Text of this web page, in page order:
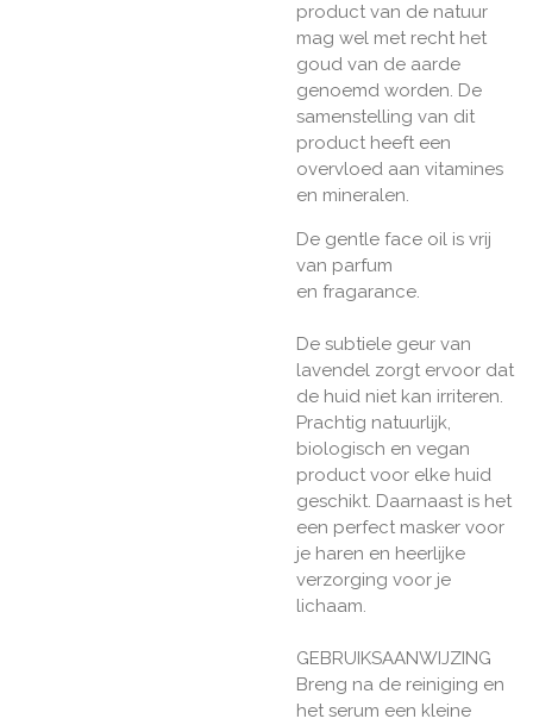
product van de natuur
mag wel met recht het
goud van de aarde
genoemd worden. De
samenstelling van dit
product heeft een
overvloed aan vitamines
en mineralen.
De gentle face oil is vrij
van parfum
en fragarance.
De subtiele geur van
lavendel zorgt ervoor dat
de huid niet kan irriteren.
Prachtig natuurlijk,
biologisch en vegan
product voor elke huid
geschikt. Daarnaast is het
een perfect masker voor
je haren en heerlijke
verzorging voor je
lichaam.
GEBRUIKSAANWIJZING
Breng na de reiniging en
het serum een kleine